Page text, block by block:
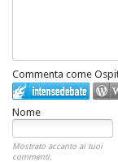
Commenta come
Nome
Mostrato accanto ai tuoi
commenti.